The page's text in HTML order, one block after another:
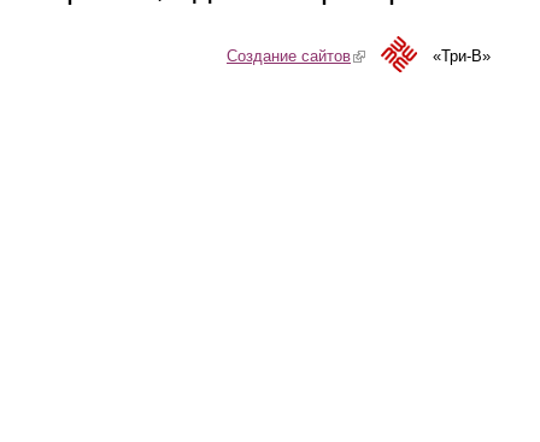
Создание сайтов(link is external)«Три-В»